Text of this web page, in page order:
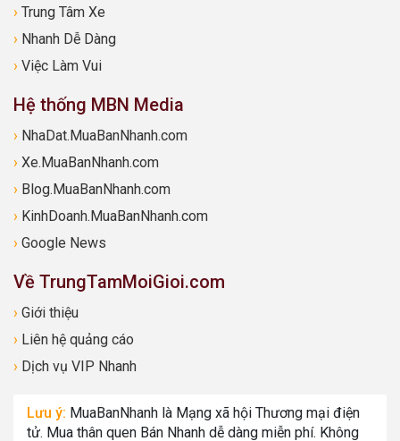
› Trung Tâm Xe
› Nhanh Dễ Dàng
› Việc Làm Vui
Hệ thống MBN Media
› NhaDat.MuaBanNhanh.com
› Xe.MuaBanNhanh.com
› Blog.MuaBanNhanh.com
› KinhDoanh.MuaBanNhanh.com
› Google News
Về TrungTamMoiGioi.com
› Giới thiệu
› Liên hệ quảng cáo
› Dịch vụ VIP Nhanh
Lưu ý: MuaBanNhanh là Mạng xã hội Thương mại điện
tử. Mua thân quen Bán Nhanh dễ dàng miễn phí. Không